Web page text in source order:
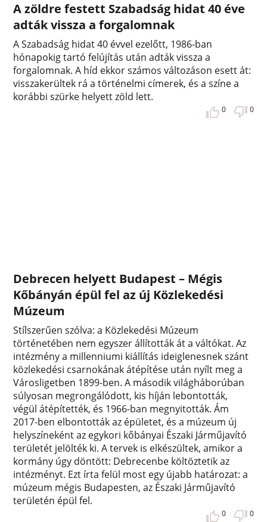
A zöldre festett Szabadság hidat 40 éve
adták vissza a forgalomnak
A Szabadság hidat 40 évvel ezelőtt, 1986-ban
hónapokig tartó felújítás után adták vissza a
forgalomnak. A híd ekkor számos változáson esett át:
visszakerültek rá a történelmi címerek, és a színe a
korábbi szürke helyett zöld lett.
0 0
Debrecen helyett Budapest – Mégis
Kőbányán épül fel az új Közlekedési
Múzeum
Stílszerűen szólva: a Közlekedési Múzeum
történetében nem egyszer állították át a váltókat. Az
intézmény a millenniumi kiállítás ideiglenesnek szánt
közlekedési csarnokának átépítése után nyílt meg a
Városligetben 1899-ben. A második világháborúban
súlyosan megrongálódott, kis híján lebontották,
végül átépítették, és 1966-ban megnyitották. Ám
2017-ben elbontották az épületet, és a múzeum új
helyszíneként az egykori kőbányai Északi Járműjavító
területét jelölték ki. A tervek is elkészültek, amikor a
kormány úgy döntött: Debrecenbe költöztetik az
intézményt. Ezt írta felül most egy újabb határozat: a
múzeum mégis Budapesten, az Északi Járműjavító
területén épül fel.
0 0